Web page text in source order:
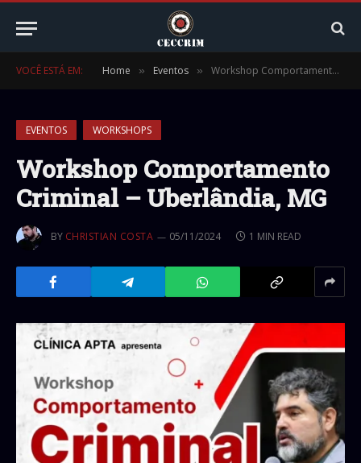
VOCÊ ESTÁ EM: Home » Eventos » Workshop Comportamento Criminal – Uberlândia, MG
EVENTOS WORKSHOPS
Workshop Comportamento
Criminal – Uberlândia, MG
BY CHRISTIAN COSTA 05/11/2024 1 MIN READ